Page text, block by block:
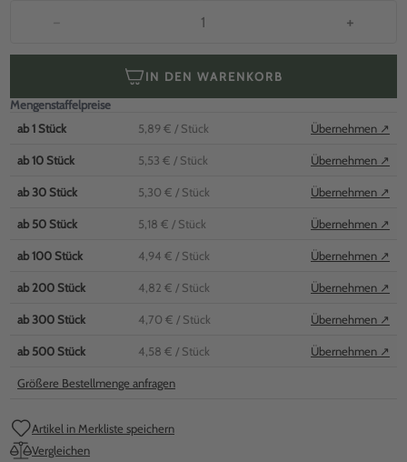
− +
IN DEN WARENKORB
Mengenstaffelpreise
ab1 Stück 5,89 € / Stück Übernehmen ↗
ab10 Stück 5,53 € / Stück Übernehmen ↗
ab30 Stück 5,30 € / Stück Übernehmen ↗
ab 50 Stück 5,18 € / Stück Übernehmen ↗
ab100 Stück 4,94 € / Stück Übernehmen ↗
ab 200 Stück 4,82 € / Stück Übernehmen ↗
ab300 Stück 4,70 € / Stück Übernehmen ↗
ab 500 Stück 4,58 € / Stück Übernehmen ↗
Größere Bestellmenge anfragen
Artikel in Merkliste speichern
Vergleichen